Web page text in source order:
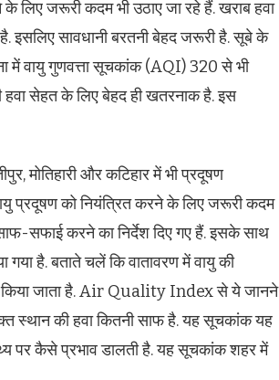
लिए जरूरी कदम भी उठाए जा रहे हैं. खराब हवा
इसलिए सावधानी बरतनी बेहद जरूरी है. सूबे के
में वायु गुणवत्ता सूचकांक (AQI) 320 से भी
हवा सेहत के लिए बेहद ही खतरनाक है. इस
मोतिहारी और कटिहार में भी प्रदूषण
प्रदूषण को नियंत्रित करने के लिए जरूरी कदम
सफाई करने का निर्देश दिए गए हैं. इसके साथ
गया है. बताते चलें कि वातावरण में वायु की
किया जाता है. Air Quality Index से ये जानने
स्थान की हवा कितनी साफ है. यह सूचकांक यह
पर कैसे प्रभाव डालती है. यह सूचकांक शहर में